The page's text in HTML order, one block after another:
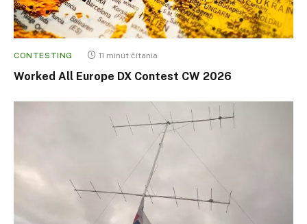
CONTESTING 11 minút čítania
Worked All Europe DX Contest CW 2026